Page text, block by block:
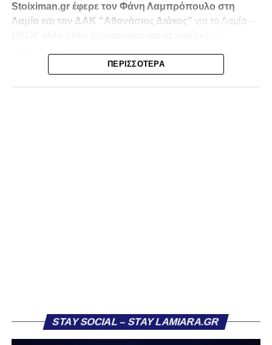
Stoiximan.gr έφερε τον Φάνη Λαμπρόπουλο στη
Λαμία και τον ΔΑΚ “Αθανάσιος Διάκος” για το Λαμία –
pregame του γνωστού παρουσιαστή
ΠΕΡΙΣΣΌΤΕΡΑ
STAY SOCIAL – STAY LAMIARA.GR